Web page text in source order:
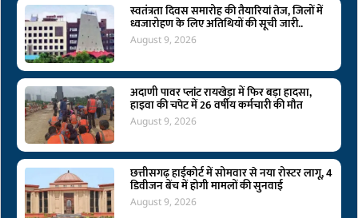
स्वतंत्रता दिवस समारोह की तैयारियां तेज, जिलों में
ध्वजारोहण के लिए अतिथियों की सूची जारी..
August 9, 2026
अदाणी पावर प्लांट रायखेड़ा में फिर बड़ा हादसा,
हाइवा की चपेट में 26 वर्षीय कर्मचारी की मौत
August 9, 2026
छत्तीसगढ़ हाईकोर्ट में सोमवार से नया रोस्टर लागू, 4
डिवीजन बेंच में होगी मामलों की सुनवाई
August 9, 2026